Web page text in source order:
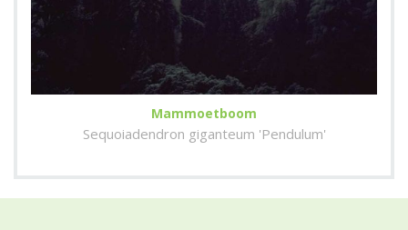
Mammoetboom
Sequoiadendron giganteum 'Pendulum'